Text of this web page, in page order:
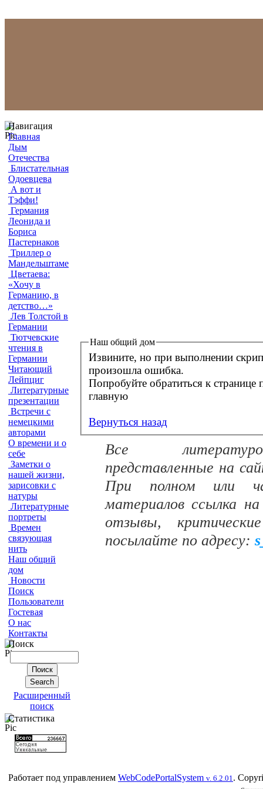
Навигация
Главная
Дым
Отечества
Блистательная
Одоевцева
А вот и
Тэффи!
Германия
Леонида и
Бориса
Пастернаков
Триллер о
Мандельштаме
Цветаева:
«Хочу в
Германию, в
детство…»
Лев Толстой в
Германии
Тютчевские
чтения в
Германии
Читающий
Лейпциг
Литературные
презентации
Встречи с
немецкими
авторами
О времени и о
себе
Заметки о
нашей жизни,
зарисовки с
натуры
Литературные
портреты
Времен
связующая
нить
Наш общий
дом
Новости
Поиск
Пользователи
Гостевая
О нас
Контакты
Поиск
Расширенный
поиск
Статистика
Наш общий дом
Извините, но при выполнении
произошла ошибка.
Попробуйте обратиться к странице позднее.
главную
Вернуться назад
Все
представленные на
При полном или
материалов ссылка
отзывы,
посылайте по адресу:
Работает под управлением WebCodePortalSystem v. 6.2.01.